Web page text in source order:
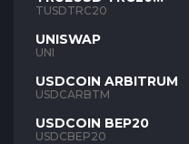
TUSD
TUSDTRC20
UNISWAP
UNI
USDCOIN ARBITRUM
USDCARBTM
USDCOIN BEP20
USDCBEP20